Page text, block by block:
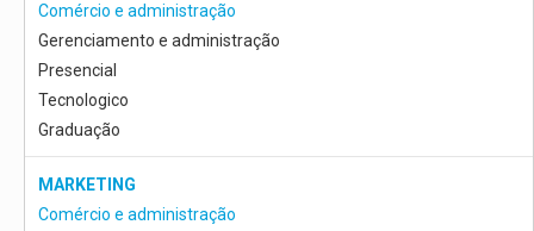
Comércio e administração
Gerenciamento e administração
Presencial
Tecnologico
Graduação
MARKETING
Comércio e administração